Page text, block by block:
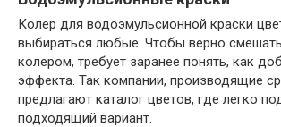
Колер для водоэмульсионной краски
выбираться любые. Чтобы верно
колером, требует заранее понять, как
эффекта. Так компании, производящие
предлагают каталог цветов, где легко
подходящий вариант.